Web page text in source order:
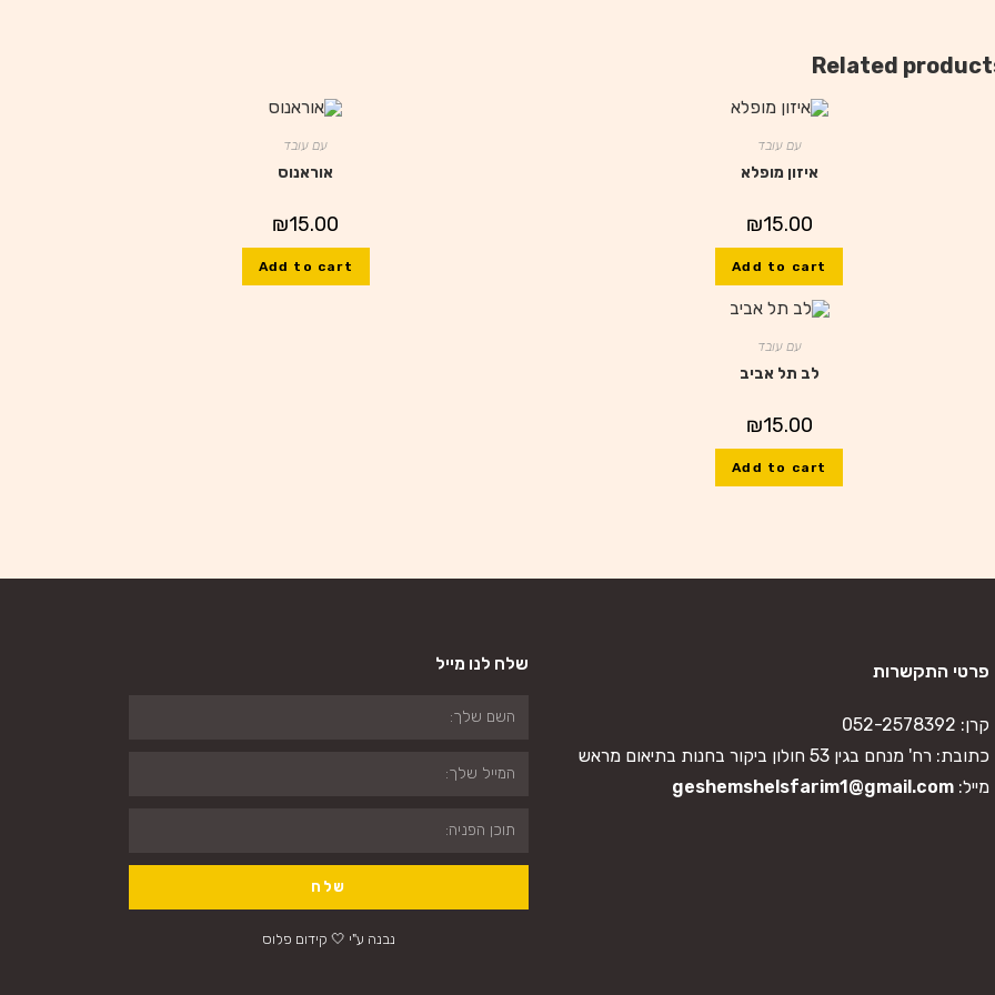
Related
עם עובד
איזון מופלא
₪15.00
Add to cart
עם עובד
אוראנוס
₪15.00
Add to cart
עם עובד
לב תל אביב
₪15.00
Add to cart
פרטי התקשרות
קרן: 052-2578392
כתובת: רח' מנחם בגין 53 חולון ביקור בחנות בתיאום מראש
מייל: geshemshelsfarim1@gmail.com
שלח לנו מייל
שלח
נבנה ע"י 🤍 קידום פלוס